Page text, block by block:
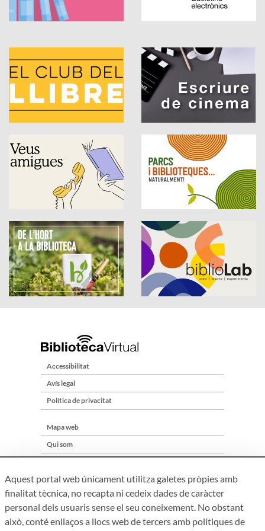
Accessibilitat
Avís legal
Política de privacitat
Mapa web
Qui som
Aquest portal web únicament utilitza galetes pròpies amb
finalitat tècnica, no recapta ni cedeix dades de caràcter
personal dels usuaris sense el seu coneixement. No obstant
això, conté enllaços a llocs web de tercers amb polítiques de